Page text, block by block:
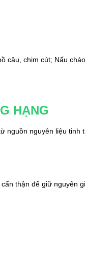
chim cút; Nấu cháo
HẠNG
nguồn nguyên liệu tinh
thận để giữ nguyên